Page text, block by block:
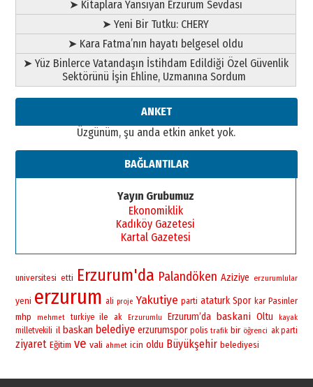
➤ Kitaplara Yansıyan Erzurum Sevdası
➤ Yeni Bir Tutku: CHERY
➤ Kara Fatma’nın hayatı belgesel oldu
➤ Yüz Binlerce Vatandaşın İstihdam Edildiği Özel Güvenlik
Sektörünü İşin Ehline, Uzmanına Sordum
ANKET
Üzgünüm, şu anda etkin anket yok.
BAĞLANTILAR
Yayın Grubumuz
Ekonomiklik
Kadıköy Gazetesi
Kartal Gazetesi
universitesi etti Erzurum'da Palandöken Aziziye erzurumlular
yeni erzurum ali proje Yakutiye parti ataturk Spor kar Pasinler
mhp mehmet turkiye ile ak Erzurumlu Erzurum’da baskani Oltu kayak
milletvekili il baskan belediye erzurumspor polis trafik bir öğrenci ak parti
ziyaret Eğitim ve vali ahmet icin oldu Büyükşehir belediyesi